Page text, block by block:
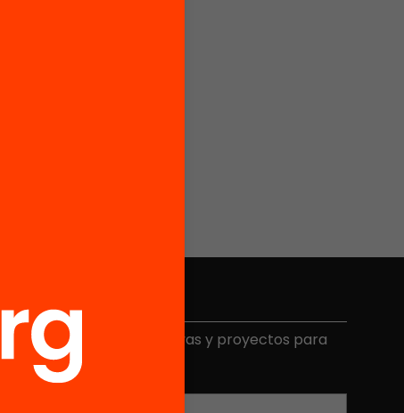
Elige equidad
Recibe contenidos, iniciativas y proyectos para
implicarte.
Correo electrónico